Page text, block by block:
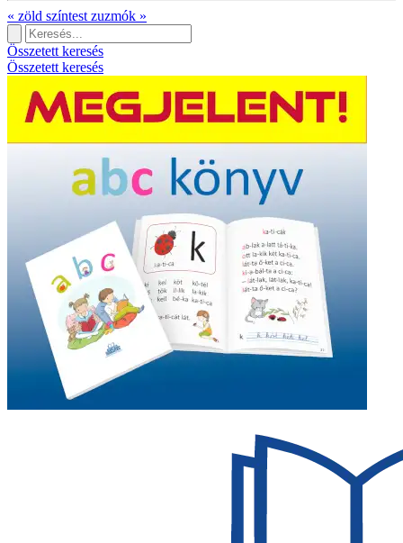
« zöld színtest zuzmók »
Összetett keresés
Összetett keresés